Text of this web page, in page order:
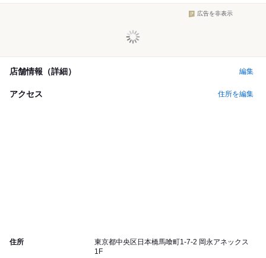
広告を非表示
店舗情報（詳細） 編集
アクセス 住所を編集
住所
東京都中央区日本橋馬喰町1-7-2 岡永アネックス
1F